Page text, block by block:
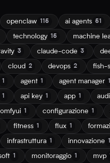
openclaw 115 ai agents 51
technology 15 machine
3 claude-code 3
cloud 2 devops 2 fish-
1 agent 1 agent manager 1
1 api key 1 app 1
1 configurazione 1
fitness 1 flux 1
infrastruttura 1 innovazione 1
1 monitoraggio 1 mvp